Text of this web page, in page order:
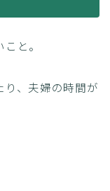
と。
、夫婦の時間が